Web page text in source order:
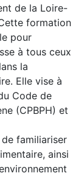
de la Loire-
formation
pour
à tous ceux
la
Elle vise à
Code de
(CPBPH) et
familiariser
ainsi